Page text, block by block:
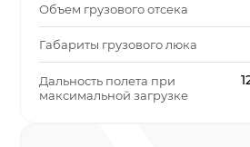
Объем грузового отсека
Габариты грузового люка
Дальность полета при
максимальной загрузке